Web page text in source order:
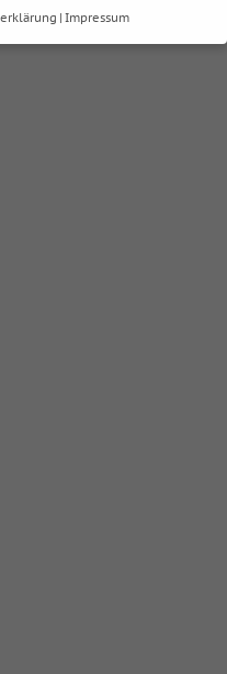
Impressum
Ihre Zustimmung zu
bitten.
Technologien auf
sind essenziell, während
Ihre Erfahrung zu
können verarbeitet
personalisierte Anzeigen
Ihrer Daten finden Sie
alle verwendeten
zu ganzen Kategorien
Website erforderlich.